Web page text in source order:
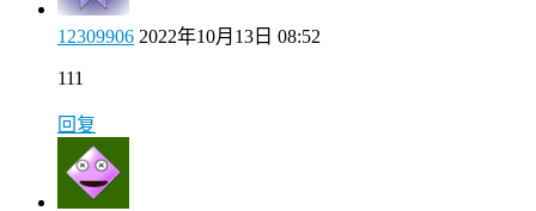
12309906 2022年10月13日 08:52
111
回复